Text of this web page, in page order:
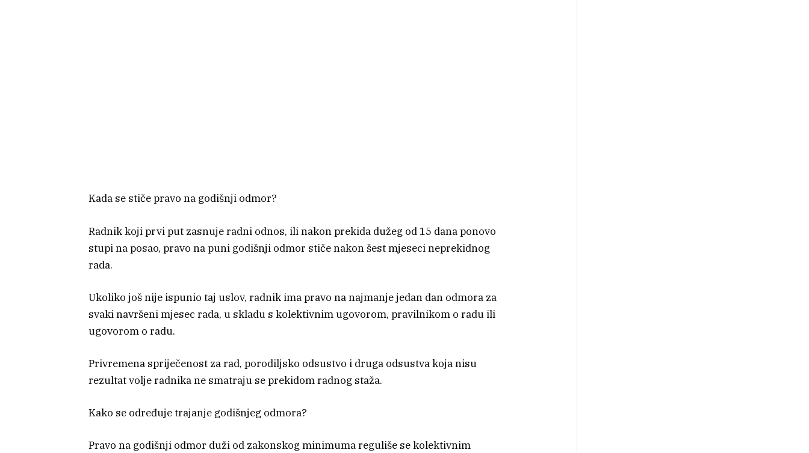
Kada se stiče pravo na godišnji odmor?
Radnik koji prvi put zasnuje radni odnos, ili nakon prekida dužeg od 15 dana ponovo
stupi na posao, pravo na puni godišnji odmor stiče nakon šest mjeseci neprekidnog
rada.
Ukoliko još nije ispunio taj uslov, radnik ima pravo na najmanje jedan dan odmora za
svaki navršeni mjesec rada, u skladu s kolektivnim ugovorom, pravilnikom o radu ili
ugovorom o radu.
Privremena spriječenost za rad, porodiljsko odsustvo i druga odsustva koja nisu
rezultat volje radnika ne smatraju se prekidom radnog staža.
Kako se određuje trajanje godišnjeg odmora?
Pravo na godišnji odmor duži od zakonskog minimuma reguliše se kolektivnim